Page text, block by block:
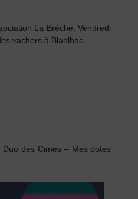
La Brèche, Vendredi
vachers à Blanlhac.
des Cimes – Mes potes